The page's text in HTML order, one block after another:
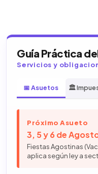
Guía Práctica
Servicios y
📅 Asuetos 🏛️
Próximo Asueto
3, 5 y 6 de
Fiestas Agostinas
aplica según ley a